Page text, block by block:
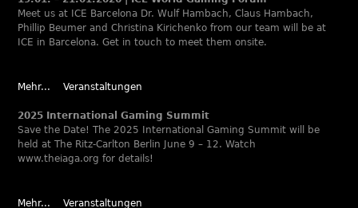
Meet us at ICE Barcelona Dr. Wulf Hambach, Claus Hambach,
Phillip Beumer and Christina Kirichenko from our team will be at
ICE in Barcelona. Get in touch to meet them onsite.
Mehr... Veranstaltungen
2025 International Gaming Summit
Save the Date! The 2025 International Gaming Summit will be
held at The Ritz-Carlton Berlin June 9 – 12. Watch
www.theiaga.org for details!
Mehr... Veranstaltungen